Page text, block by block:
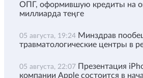
ОПГ, оформившую кредиты на
миллиарда теңге
05 августа, 19:24 Минздрав
травматологические центры в
05 августа, 22:07 Презентация
компании Apple состоится в